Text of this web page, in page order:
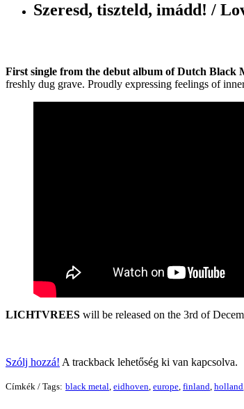
Szeresd, tiszteld, imádd! /
First single from the debut album of Dutch Black
freshly dug grave. Proudly expressing feelings of
LICHTVREES will be released on the 3rd of
Szólj hozzá! A trackback lehetőség ki van kapcsolva.
Címkék / Tags: black metal, eidhoven, europe, finland, holland